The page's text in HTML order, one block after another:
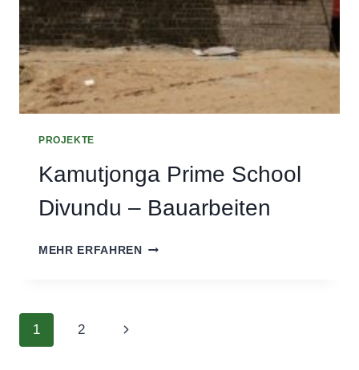
PROJEKTE
Kamutjonga Prime School
Divundu – Bauarbeiten
MEHR ERFAHRENKAMUTJONGA
Seitennavigation
1 2
Nächste